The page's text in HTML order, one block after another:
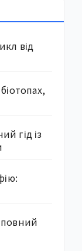
від
гід із
повний